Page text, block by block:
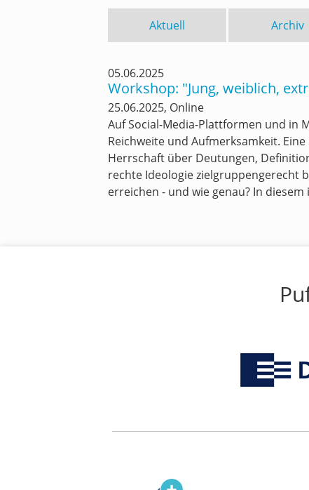
Aktuell Archiv
05.06.2025
Workshop: "Jung, weiblich,
25.06.2025, Online
Auf Social-Media-Plattformen und in
Reichweite und Aufmerksamkeit.
Herrschaft über Deutungen,
rechte Ideologie zielgruppengerecht
erreichen - und wie genau? In